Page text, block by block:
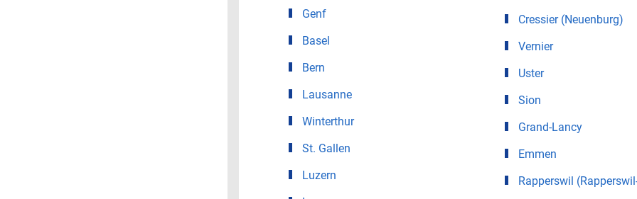
Genf
Basel
Bern
Lausanne
Winterthur
St. Gallen
Luzern
Cressier (Neuenburg)
Vernier
Uster
Sion
Grand-Lancy
Emmen
Rapperswil